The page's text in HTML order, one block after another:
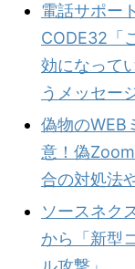
電話サポー
CODE32「
効になって
うメッセー
偽物のWEB
意！偽
合の対処法
ソースネク
から「新型